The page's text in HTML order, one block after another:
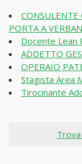
CONSULENTE
PORTA A
Docente Lean
ADDETTO
OPERAIO
Stagista Area
Tirocinante